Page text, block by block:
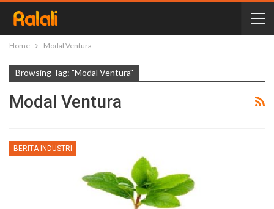
Home Modal Ventura
Browsing Tag: "Modal Ventura"
Modal Ventura
BERITA INDUSTRI